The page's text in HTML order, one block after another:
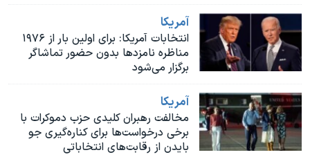
آمريکا
انتخابات آمریکا: برای اولین بار از ۱۹۷۶
مناظره نامزدها بدون حضور تماشاگر
برگزار می‌شود
آمريکا
مخالفت رهبران کلیدی حزب دموکرات با
برخی درخواست‌ها برای کناره‌گیری جو
بایدن از رقابت‌های انتخاباتی